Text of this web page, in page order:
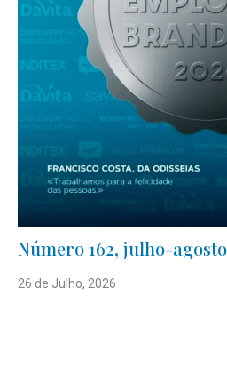
Número 162, julho-
26 de Julho, 2026